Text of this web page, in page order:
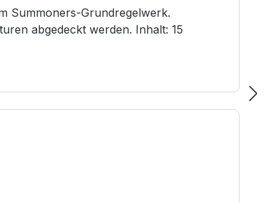
Summoners-Grundregelwerk.
abgedeckt werden. Inhalt: 15